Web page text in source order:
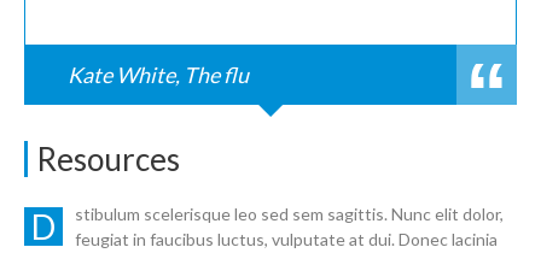
Kate White, The flu
Resources
D
stibulum scelerisque leo sed sem sagittis. Nunc elit dolor,
feugiat in faucibus luctus, vulputate at dui. Donec lacinia